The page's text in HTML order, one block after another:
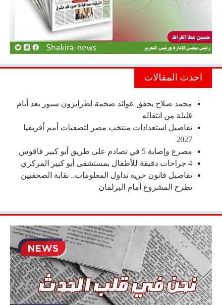
احدث المقالات
محمد صلاح يحقق عوائد ضخمة لطرابزون سبور بعد أيام
قليلة من انتقاله
تفاصيل استعدادات منتخب مصر لتصفيات أمم أفريقيا
2027
مصرع وإصابة 5 في تصادم على طريق أبو كبير فاقوس
4 جراحات دقيقة للأطفال بمستشفى أبو كبير المركزي
تفاصيل قانون حرية تداول المعلومات.. نقابة الصحفيين
تطرح المشروع أمام البرلمان